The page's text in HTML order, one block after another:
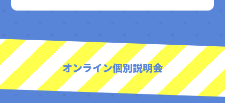
オンライン個別説明会